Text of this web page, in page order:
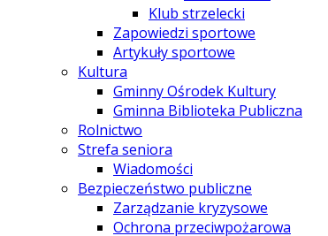
Klub strzelecki
Zapowiedzi sportowe
Artykuły sportowe
Kultura
Gminny Ośrodek Kultury
Gminna Biblioteka Publiczna
Rolnictwo
Strefa seniora
Wiadomości
Bezpieczeństwo publiczne
Zarządzanie kryzysowe
Ochrona przeciwpożarowa